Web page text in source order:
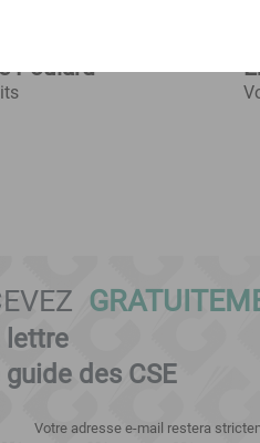
Poulard
lettre
guide des CSE
Votre adresse e-mail restera